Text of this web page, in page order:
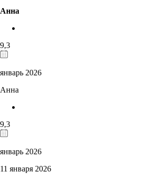
Анна
9,3
январь 2026
Анна
9,3
январь 2026
11 января 2026